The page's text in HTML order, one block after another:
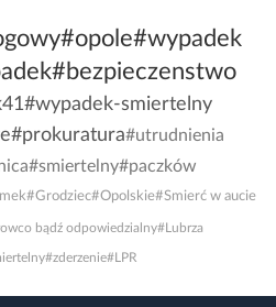
#opole#wypadek
#bezpieczenstwo
#wypadek-smiertelny
#prokuratura#utrudnienia
#smiertelny#paczków
#Grodziec#Opolskie#Smierć w aucie
bądź odpowiedzialny#Lubrza
#zderzenie#LPR